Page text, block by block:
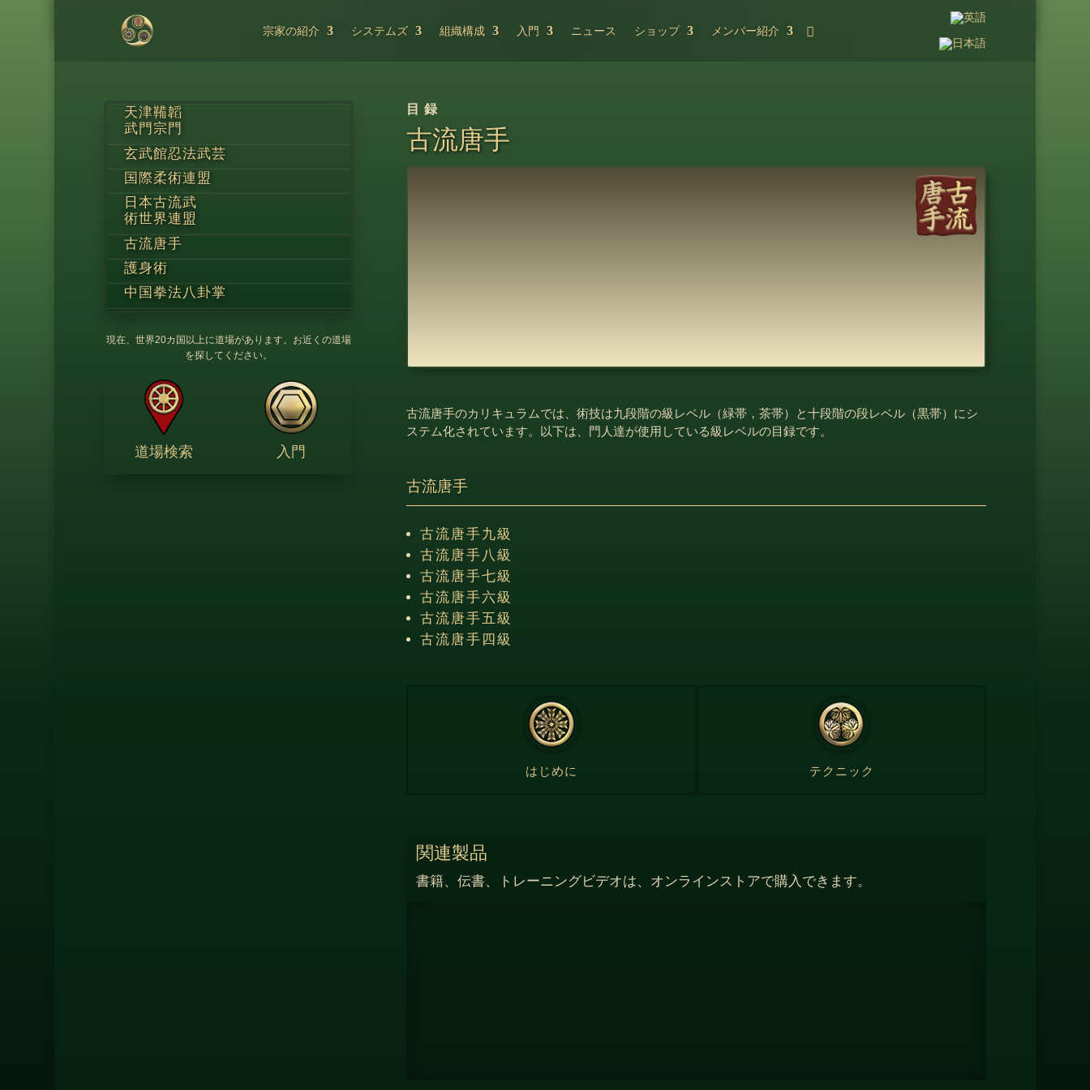
宗家の紹介 システムズ 組織構成 入門 ニュース ショップ メンバー紹介
天津鞴韜
武門宗門
玄武館忍法武芸
国際柔術連盟
日本古流武
術世界連盟
古流唐手
護身術
中国拳法八卦掌
現在、世界20カ国以上に道場があります。お近くの道場
を探してください。
道場検索 入門
目録
古流唐手
古流唐手のカリキュラムでは、術技は九段階の級レベル（緑帯，茶帯）と十段階の段レベル（黒帯）にシ
ステム化されています。以下は、門人達が使用している級レベルの目録です。
古流唐手
古流唐手九級
古流唐手八級
古流唐手七級
古流唐手六級
古流唐手五級
古流唐手四級
はじめに テクニック
関連製品
書籍、伝書、トレーニングビデオは、オンラインストアで購入できます。